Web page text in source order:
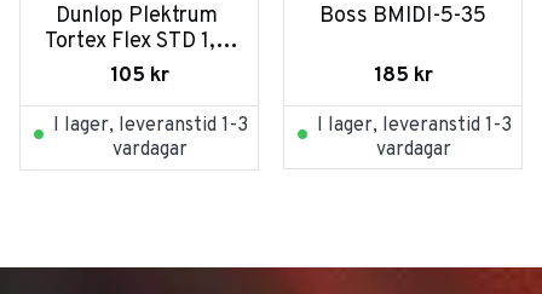
Dunlop Plektrum
Tortex Flex STD 1,0
428P - 12/PLYPK
105 kr
I lager, leveranstid 1-3
vardagar
Boss BMIDI-5-35
185 kr
I lager, leveranstid 1-3
vardagar